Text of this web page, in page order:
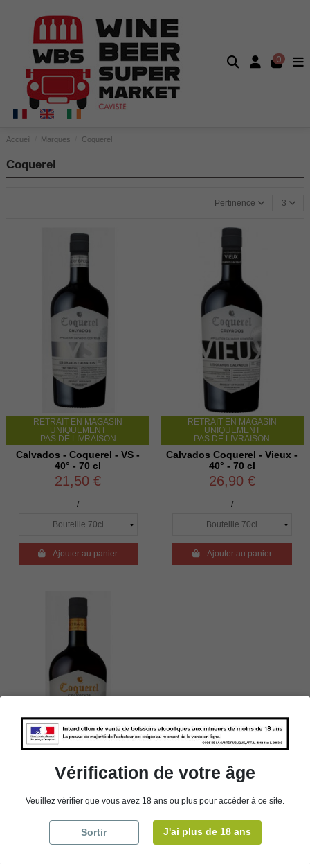
0
Accueil Marques Coquerel
Coquerel
Pertinence 3
RETRAIT EN MAGASIN
UNIQUEMENT
PAS DE LIVRAISON
Calvados - Coquerel - VS -
40° - 70 cl
21,50 €
/
Ajouter au panier
RETRAIT EN MAGASIN
UNIQUEMENT
PAS DE LIVRAISON
Calvados Coquerel - Vieux -
40° - 70 cl
26,90 €
/
Ajouter au panier
PAS DE LIVRAISON
Calvados - Coquerel - XO -
40° - 70 cl
42,00 €
Vérification de votre âge
Veuillez vérifier que vous avez 18 ans ou plus pour accéder à ce site.
Sortir J'ai plus de 18 ans